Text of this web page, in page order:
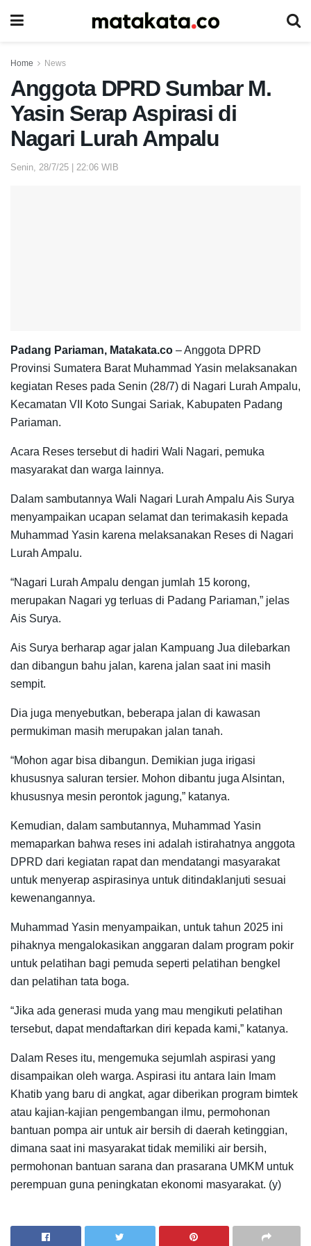
Home News
Anggota DPRD Sumbar M.
Yasin Serap Aspirasi di
Nagari Lurah Ampalu
Senin, 28/7/25 | 22:06 WIB
Padang Pariaman, Matakata.co – Anggota DPRD
Provinsi Sumatera Barat Muhammad Yasin melaksanakan
kegiatan Reses pada Senin (28/7) di Nagari Lurah Ampalu,
Kecamatan VII Koto Sungai Sariak, Kabupaten Padang
Pariaman.
Acara Reses tersebut di hadiri Wali Nagari, pemuka
masyarakat dan warga lainnya.
Dalam sambutannya Wali Nagari Lurah Ampalu Ais Surya
menyampaikan ucapan selamat dan terimakasih kepada
Muhammad Yasin karena melaksanakan Reses di Nagari
Lurah Ampalu.
“Nagari Lurah Ampalu dengan jumlah 15 korong,
merupakan Nagari yg terluas di Padang Pariaman,” jelas
Ais Surya.
Ais Surya berharap agar jalan Kampuang Jua dilebarkan
dan dibangun bahu jalan, karena jalan saat ini masih
sempit.
Dia juga menyebutkan, beberapa jalan di kawasan
permukiman masih merupakan jalan tanah.
“Mohon agar bisa dibangun. Demikian juga irigasi
khususnya saluran tersier. Mohon dibantu juga Alsintan,
khususnya mesin perontok jagung,” katanya.
Kemudian, dalam sambutannya, Muhammad Yasin
memaparkan bahwa reses ini adalah istirahatnya anggota
DPRD dari kegiatan rapat dan mendatangi masyarakat
untuk menyerap aspirasinya untuk ditindaklanjuti sesuai
kewenangannya.
Muhammad Yasin menyampaikan, untuk tahun 2025 ini
pihaknya mengalokasikan anggaran dalam program pokir
untuk pelatihan bagi pemuda seperti pelatihan bengkel
dan pelatihan tata boga.
“Jika ada generasi muda yang mau mengikuti pelatihan
tersebut, dapat mendaftarkan diri kepada kami,” katanya.
Dalam Reses itu, mengemuka sejumlah aspirasi yang
disampaikan oleh warga. Aspirasi itu antara lain Imam
Khatib yang baru di angkat, agar diberikan program bimtek
atau kajian-kajian pengembangan ilmu, permohonan
bantuan pompa air untuk air bersih di daerah ketinggian,
dimana saat ini masyarakat tidak memiliki air bersih,
permohonan bantuan sarana dan prasarana UMKM untuk
perempuan guna peningkatan ekonomi masyarakat. (y)